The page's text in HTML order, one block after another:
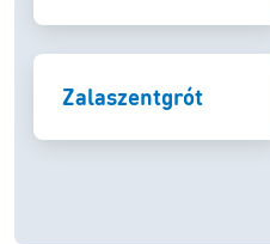
Zalaszentgrót